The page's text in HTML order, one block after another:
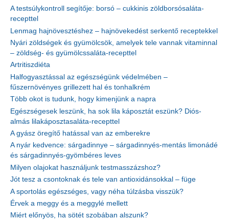
A testsúlykontroll segítője: borsó – cukkinis zöldborsósaláta-
recepttel
Lenmag hajnövesztéshez – hajnövekedést serkentő receptekkel
Nyári zöldségek és gyümölcsök, amelyek tele vannak vitaminnal
– zöldség- és gyümölcssaláta-recepttel
Artritiszdiéta
Halfogyasztással az egészségünk védelmében –
fűszernövényes grillezett hal és tonhalkrém
Több okot is tudunk, hogy kimenjünk a napra
Egészségesek leszünk, ha sok lila káposztát eszünk? Diós-
almás lilakáposztasaláta-recepttel
A gyász öregítő hatással van az emberekre
A nyár kedvence: sárgadinnye – sárgadinnyés-mentás limonádé
és sárgadinnyés-gyömbéres leves
Milyen olajokat használjunk testmasszázshoz?
Jót tesz a csontoknak és tele van antioxidánsokkal – füge
A sportolás egészséges, vagy néha túlzásba visszük?
Érvek a meggy és a meggylé mellett
Miért előnyös, ha sötét szobában alszunk?